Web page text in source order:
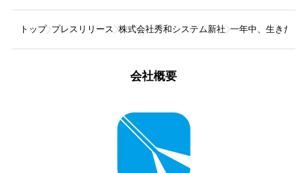
トップ プレスリリース 株式会社秀和システム新社 一年中、生きた昆
会社概要